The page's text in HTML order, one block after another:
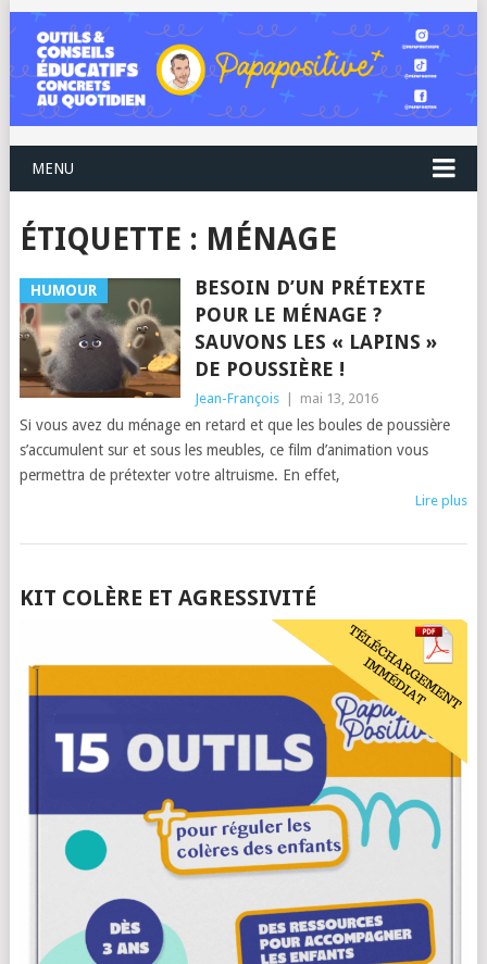
MENU
ÉTIQUETTE : MÉNAGE
HUMOUR
BESOIN D’UN PRÉTEXTE
POUR LE MÉNAGE ?
SAUVONS LES « LAPINS »
DE POUSSIÈRE !
Jean-François mai 13, 2016
Si vous avez du ménage en retard et que les boules de poussière
s’accumulent sur et sous les meubles, ce film d’animation vous
permettra de prétexter votre altruisme. En effet,
Lire plus
POSTS
KIT COLÈRE ET AGRESSIVITÉ